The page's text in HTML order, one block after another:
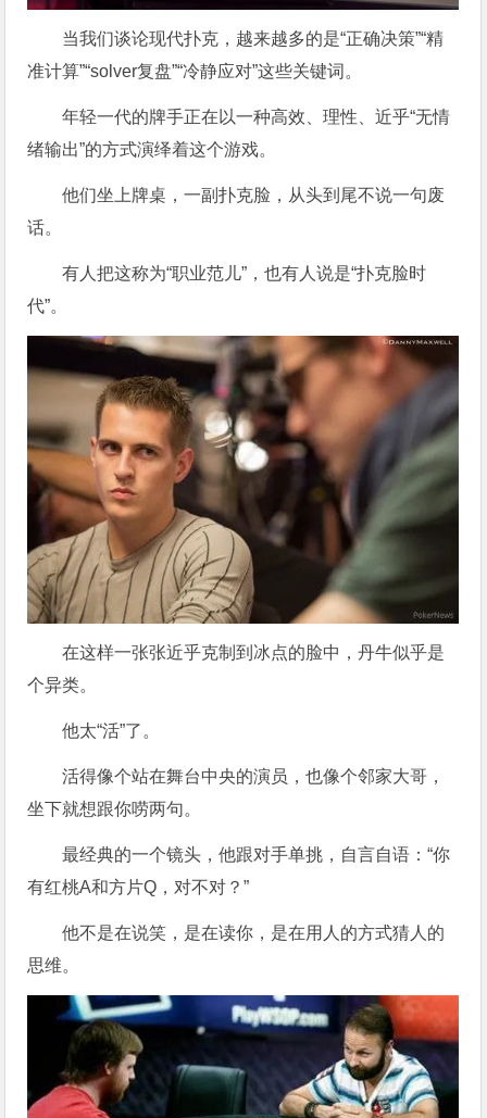
当我们谈论现代扑克，越来越多的是“正确决策”“精
准计算”“solver复盘”“冷静应对”这些关键词。
年轻一代的牌手正在以一种高效、理性、近乎“无情
绪输出”的方式演绎着这个游戏。
他们坐上牌桌，一副扑克脸，从头到尾不说一句废
话。
有人把这称为“职业范儿”，也有人说是“扑克脸时
代”。
在这样一张张近乎克制到冰点的脸中，丹牛似乎是
个异类。
他太“活”了。
活得像个站在舞台中央的演员，也像个邻家大哥，
坐下就想跟你唠两句。
最经典的一个镜头，他跟对手单挑，自言自语：“你
有红桃A和方片Q，对不对？”
他不是在说笑，是在读你，是在用人的方式猜人的
思维。